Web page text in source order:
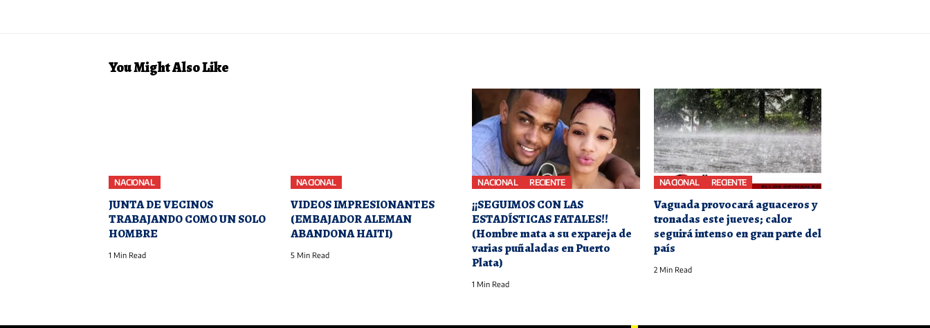
You Might Also Like
NACIONAL
JUNTA DE VECINOS
TRABAJANDO COMO UN SOLO
HOMBRE
1 Min Read
NACIONAL
VIDEOS IMPRESIONANTES
(EMBAJADOR ALEMAN
ABANDONA HAITI)
5 Min Read
NACIONAL RECIENTE
¡¡SEGUIMOS CON LAS
ESTADÍSTICAS FATALES!!
(Hombre mata a su expareja de
varias puñaladas en Puerto
Plata)
1 Min Read
NACIONAL RECIENTE
Vaguada provocará aguaceros y
tronadas este jueves; calor
seguirá intenso en gran parte del
país
2 Min Read